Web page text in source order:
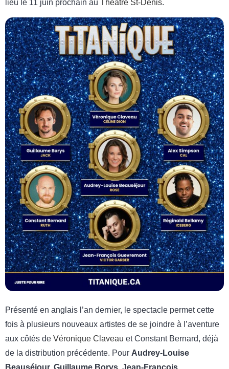
lieu le 11 juin prochain au Théâtre St-Denis.
Présenté en anglais l’an dernier, le spectacle permet cette
fois à plusieurs nouveaux artistes de se joindre à l’aventure
aux côtés de Véronique Claveau et Constant Bernard, déjà
de la distribution précédente. Pour Audrey-Louise
Beauséjour, Guillaume Borys, Jean-François